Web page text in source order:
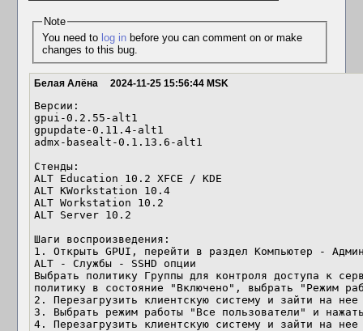
Note
You need to log inbefore you can comment on or make
changes to this bug.
Белая Алёна 2024-11-25 15:56:44 MSK
Версии:
gpui-0.2.55-alt1
gpupdate-0.11.4-alt1
admx-basealt-0.1.13.6-alt1
Стенды:
ALT Education 10.2 XFCE / KDE
ALT KWorkstation 10.4
ALT Workstation 10.2
ALT Server 10.2
Шаги воспроизведения:
1. Открыть GPUI, перейти в раздел Компьютер -
ALT - Службы - SSHD опции
Выбрать политику Группы для контроля доступа к
политику в состояние "Включено", выбрать "Режим
2. Перезагрузить клиентскую систему и зайти на
3. Выбрать режим работы "Все пользователи" и
4. Перезагрузить клиентскую систему и зайти на